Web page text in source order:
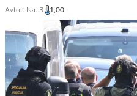
Avtor: Na. R. 1,00